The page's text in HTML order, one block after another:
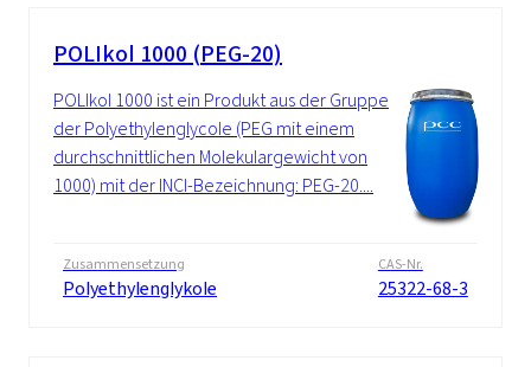
POLIkol 1000 (PEG-20)
POLIkol 1000 ist ein Produkt aus der Gruppe
der Polyethylenglycole (PEG mit einem
durchschnittlichen Molekulargewicht von
1000) mit der INCI-Bezeichnung: PEG-20....
Zusammensetzung
Polyethylenglykole
CAS-Nr.
25322-68-3